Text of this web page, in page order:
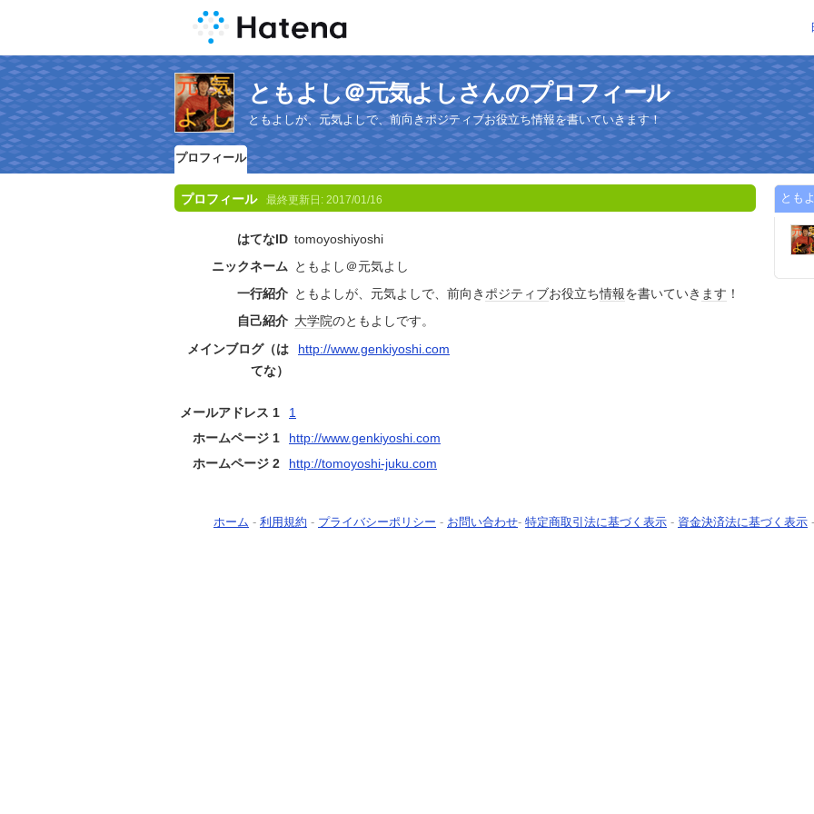
ともよし＠元気よしさんのプロフィール
ともよしが、元気よしで、前向きポジティブお役立ち情報を書いていきます！
プロフィール
プロフィール 最終更新日: 2017/01/16
はてなID tomoyoshiyoshi
ニックネーム ともよし＠元気よし
一行紹介 ともよしが、元気よしで、前向きポジティブお役立ち情報を書いていき ます ！
自己紹介 大学院のともよしです。
メインブログ（は
てな）
http://www.genkiyoshi.com
メールアドレス 1
1
ホームページ 1
http://www.genkiyoshi.com
ホームページ 2
http://tomoyoshi-juku.com
とも
ホーム - 利用規約 - プライバシーポリシー - お問い合わせ- 特定商取引法に基づく表示 - 資金決済法に基づく表示 -